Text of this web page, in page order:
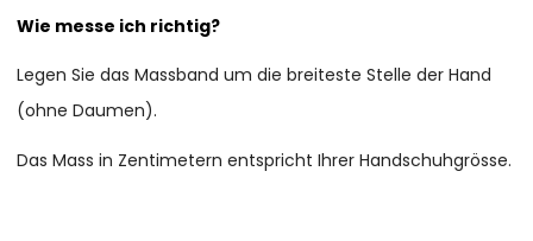
Wie messe ich richtig?
Legen Sie das Massband um die breiteste Stelle der Hand
(ohne Daumen).
Das Mass in Zentimetern entspricht Ihrer Handschuhgrösse.